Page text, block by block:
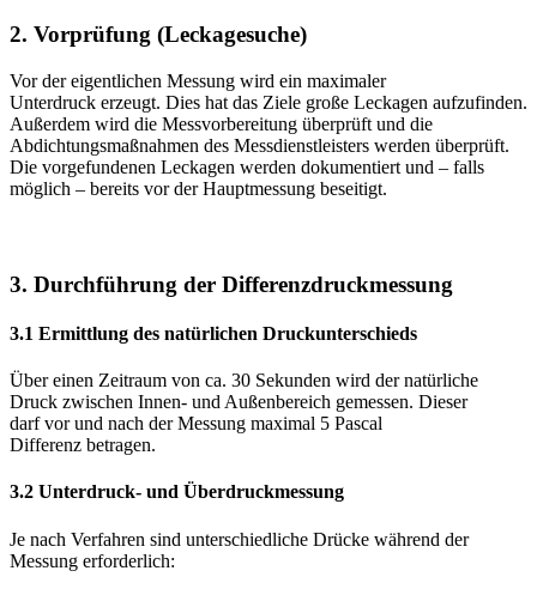
2. Vorprüfung (Leckagesuche)
Vor der eigentlichen Messung wird ein maximaler
Unterdruck erzeugt. Dies hat das Ziele große Leckagen aufzufinden.
Außerdem wird die Messvorbereitung überprüft und die
Abdichtungsmaßnahmen des Messdienstleisters werden überprüft.
Die vorgefundenen Leckagen werden dokumentiert und – falls
möglich – bereits vor der Hauptmessung beseitigt.
3. Durchführung der Differenzdruckmessung
3.1 Ermittlung des natürlichen Druckunterschieds
Über einen Zeitraum von ca. 30 Sekunden wird der natürliche
Druck zwischen Innen- und Außenbereich gemessen. Dieser
darf vor und nach der Messung maximal 5 Pascal
Differenz betragen.
3.2 Unterdruck- und Überdruckmessung
Je nach Verfahren sind unterschiedliche Drücke während der
Messung erforderlich: